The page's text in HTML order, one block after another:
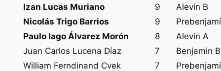
Izan Lucas Muriano 9
Alevin B
Nicolás Trigo Barrios
9
Paulo Iago Álvarez Morón
8
Alevin A
Juan Carlos Lucena Díaz
7
Benjamin B
William Ferndinand Cvek
7